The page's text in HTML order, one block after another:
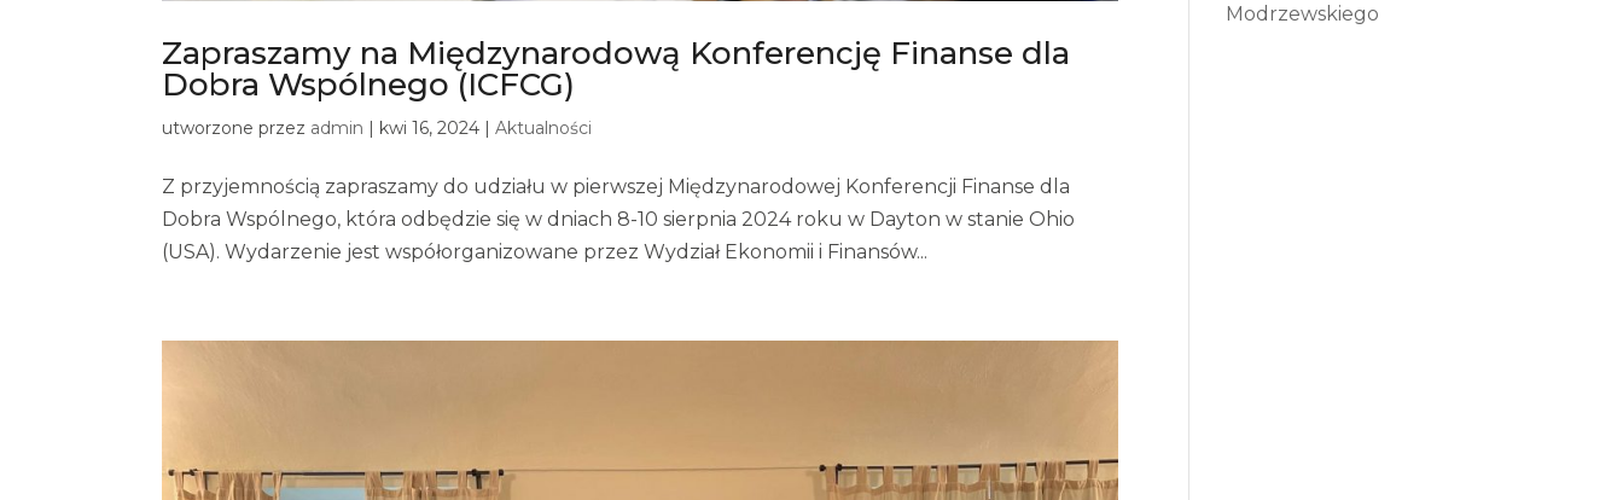
Zapraszamy na Międzynarodową Konferencję Finanse dla
Dobra Wspólnego (ICFCG)
utworzone przez admin | kwi 16, 2024 |Aktualności
Z przyjemnością zapraszamy do udziału w pierwszej Międzynarodowej Konferencji Finanse dla
Dobra Wspólnego, która odbędzie się w dniach 8-10 sierpnia 2024 roku w Dayton w stanie Ohio
(USA). Wydarzenie jest współorganizowane przez Wydział Ekonomii i Finansów...
Modrzewskiego